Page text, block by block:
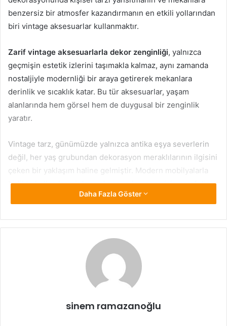
benzersiz bir atmosfer kazandırmanın en etkili yollarından
biri vintage aksesuarlar kullanmaktır.
Zarif vintage aksesuarlarla dekor zenginliği, yalnızca
geçmişin estetik izlerini taşımakla kalmaz, aynı zamanda
nostaljiyle modernliği bir araya getirerek mekanlara
derinlik ve sıcaklık katar. Bu tür aksesuarlar, yaşam
alanlarında hem görsel hem de duygusal bir zenginlik
yaratır.
Vintage tarz, günümüzde yalnızca antika eşya severlerin
değil, her yaş grubundan dekorasyon meraklılarının ilgisini
çeken bir yaklaşım haline gelmiştir. Modern mobilyalarla
birlikte kullanılan vintage aksesuarlar, geçmişin zarafetini
günümüzün konforuyla buluşturur. İster bir salon, ister
Vintage Aksesuarların Dekora
Vintage aksesuarlar; mobilyalar, aynalar, lambaderler,
saatler, porselenler, işlemeli tekstil ürünleri ve daha birçok
Daha Fazla Göster
sinem ramazanoğlu